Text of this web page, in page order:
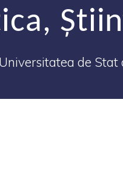
Universitatea de Stat